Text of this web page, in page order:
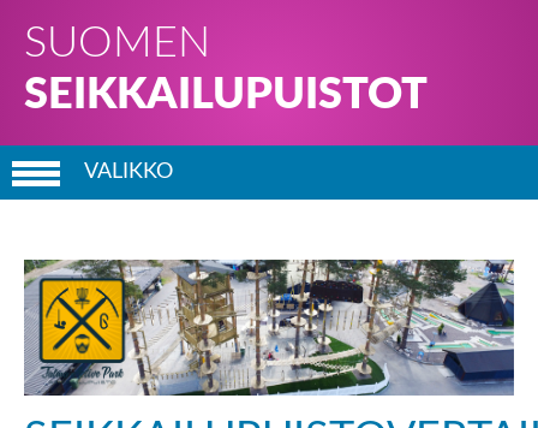
SUOMEN
SEIKKAILUPUISTOT
VALIKKO
SEIKKAILU­PUISTOT
AJANKOHTAISTA
TIETOA PALVELUSTA